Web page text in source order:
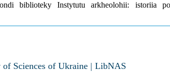
biblioteky Instytutu arkheolohii: istoriia
Sciences of Ukraine | LibNAS